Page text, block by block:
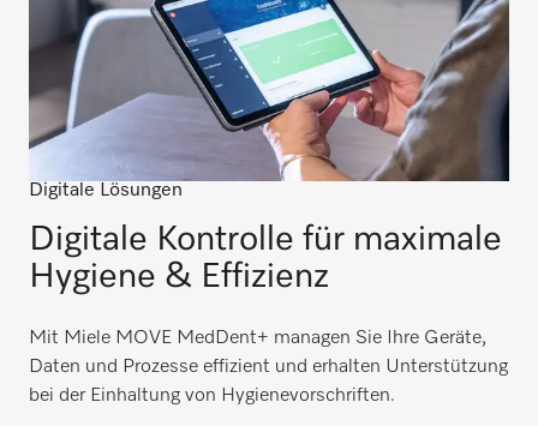
Digitale Lösungen
Digitale Kontrolle für maximale
Hygiene & Effizienz​
Mit Miele MOVE MedDent+ managen Sie Ihre Geräte,
Daten und Prozesse effizient und erhalten Unterstützung
bei der Einhaltung von Hygienevorschriften.